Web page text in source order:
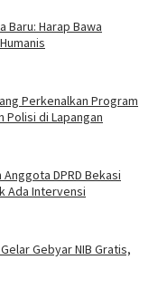
Baru: Harap Bawa
Perkenalkan Program
Polisi di Lapangan
DPRD Bekasi
Ada Intervensi
Gebyar NIB Gratis,